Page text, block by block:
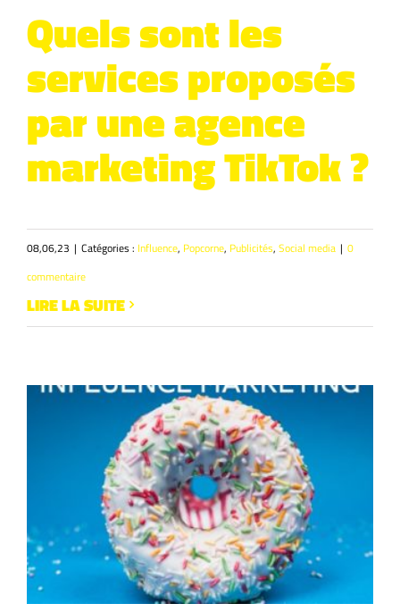
Quels sont les
services proposés
par une agence
marketing TikTok ?
08,06,23 | Catégories : Influence, Popcorne, Publicités, Social media | 0
commentaire
LIRE LA SUITE